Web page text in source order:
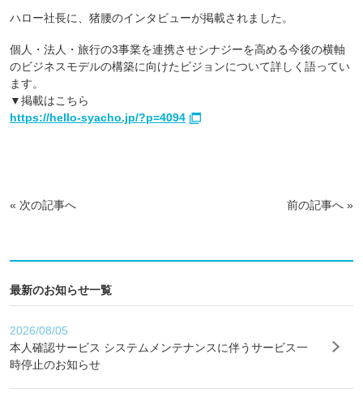
ハロー社長に、猪腰のインタビューが掲載されました。
個人・法人・旅行の3事業を連携させシナジーを高める今後の横軸
のビジネスモデルの構築に向けたビジョンについて詳しく語ってい
ます。
▼掲載はこちら
https://hello-syacho.jp/?p=4094
« 次の記事へ 前の記事へ »
最新のお知らせ一覧
2026/08/05
本人確認サービス システムメンテナンスに伴うサービス一
時停止のお知らせ